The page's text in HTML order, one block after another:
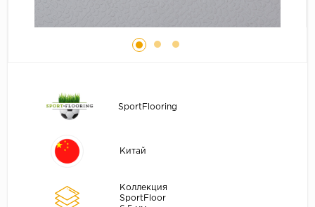
SportFlooring
Китай
Коллекция
SportFloor